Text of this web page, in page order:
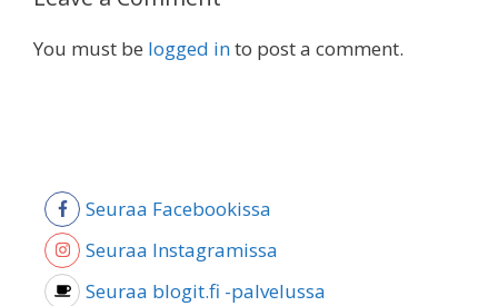
You must be logged into post a comment.
Seuraa Facebookissa
Seuraa Instagramissa
Seuraa blogit.fi -palvelussa